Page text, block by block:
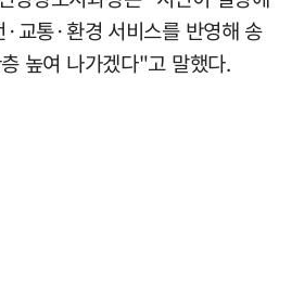
교통·환경 서비스를 반영해 송
높여 나가겠다"고 말했다.